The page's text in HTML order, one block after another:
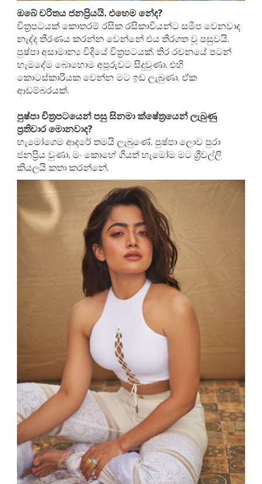
ඔබේ චරිතය ජනප්‍රියයි. එහෙම නේද?
චිත්‍රපටයක් කොතරම් රසික රසිකාවියන්ට සමීප වෙනවාද
නැද්ද තීරණය කරන්න වෙන්නේ එය තිරගත වූ පසුවයි.
පුෂ්පා අසාමාන්‍ය විදියේ චිත්‍රපටයක්. තිර රචනයේ පටන්
හැමදේම බොහොම අපූරුවට සිදුවුණා. එහි
කොටස්කාරියක වෙන්න මට ඉඩ ලැබුණා. ඒක
ආඩම්බරයක්.
පුෂ්පා චිත්‍රපටයෙන් පසු සිනමා ක්ෂේත්‍රයෙන් ලැබුණු
ප්‍රතිචාර මොනවාද?
හැමෝගෙම ආදරේ තමයි ලැබුණේ. පුෂ්පා ලොව පුරා
ජනප්‍රිය වුණා. මං කොහේ ගියත් හැමෝම මට ශ්‍රීවල්ලි
කියලයි කතා කරන්නේ.